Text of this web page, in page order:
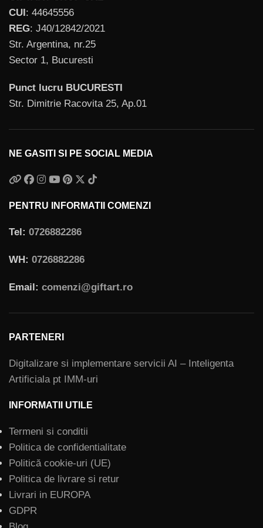
CUI: 44645556
REG: J40/12842/2021
Str. Argentina, nr.25
Sector 1, Bucuresti
Punct lucru BUCURESTI
Str. Dimitrie Racovita 25, Ap.01
NE GASITI SI PE SOCIAL MEDIA
PENTRU INFORMATII COMENZI
Tel: 0726882286
WH: 0726882286
Email: comenzi@giftart.ro
PARTENERI
Digitalizare si implementare servicii AI – Inteligenta
Artificiala pt IMM-uri
INFORMATII UTILE
Termeni si conditii
Politica de confidentialitate
Politică cookie-uri (UE)
Politica de livrare si retur
Livrari in EUROPA
GDPR